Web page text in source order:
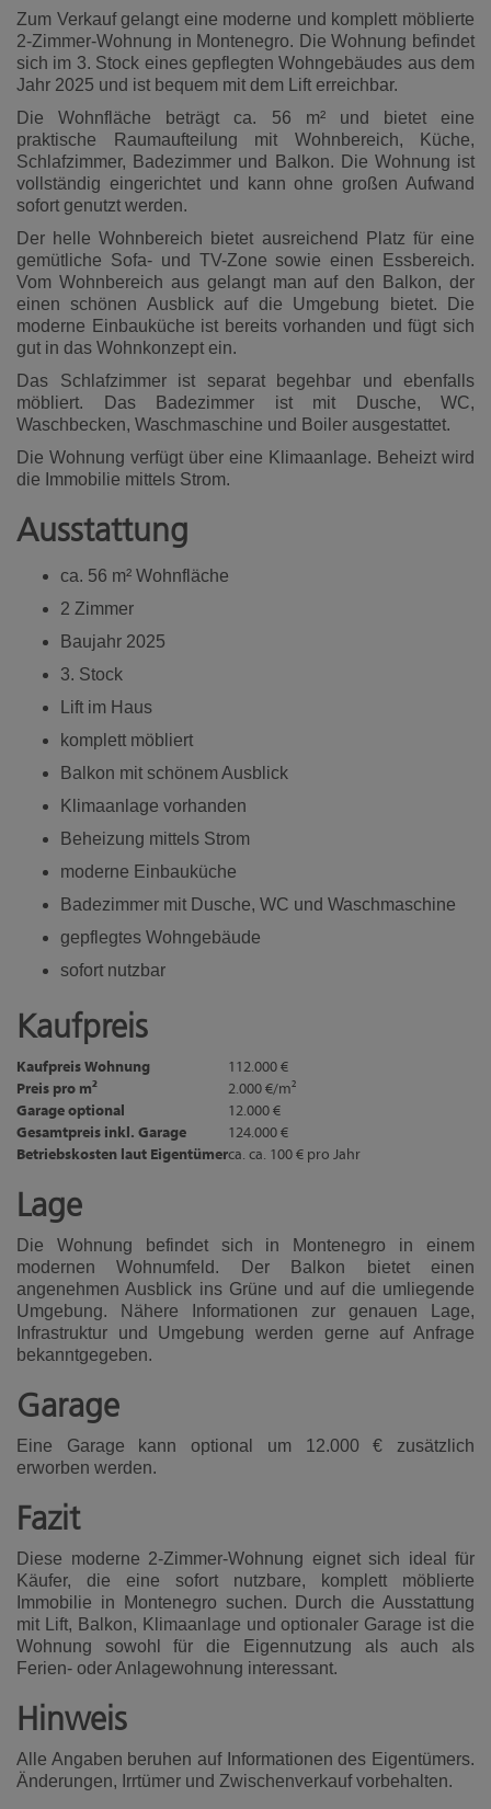
Zum Verkauf gelangt eine moderne und komplett möblierte
2-Zimmer-Wohnung in Montenegro. Die Wohnung befindet
sich im 3. Stock eines gepflegten Wohngebäudes aus dem
Jahr 2025 und ist bequem mit dem Lift erreichbar.
Die Wohnfläche beträgt ca. 56 m² und bietet eine
praktische Raumaufteilung mit Wohnbereich, Küche,
Schlafzimmer, Badezimmer und Balkon. Die Wohnung ist
vollständig eingerichtet und kann ohne großen Aufwand
sofort genutzt werden.
Der helle Wohnbereich bietet ausreichend Platz für eine
gemütliche Sofa- und TV-Zone sowie einen Essbereich.
Vom Wohnbereich aus gelangt man auf den Balkon, der
einen schönen Ausblick auf die Umgebung bietet. Die
moderne Einbauküche ist bereits vorhanden und fügt sich
gut in das Wohnkonzept ein.
Das Schlafzimmer ist separat begehbar und ebenfalls
möbliert. Das Badezimmer ist mit Dusche, WC,
Waschbecken, Waschmaschine und Boiler ausgestattet.
Die Wohnung verfügt über eine Klimaanlage. Beheizt wird
die Immobilie mittels Strom.
Ausstattung
ca. 56 m² Wohnfläche
2 Zimmer
Baujahr 2025
3. Stock
Lift im Haus
komplett möbliert
Balkon mit schönem Ausblick
Klimaanlage vorhanden
Beheizung mittels Strom
moderne Einbauküche
Badezimmer mit Dusche, WC und Waschmaschine
gepflegtes Wohngebäude
sofort nutzbar
Kaufpreis
Kaufpreis Wohnung
112.000 €
Preis pro m²
2.000 €/m²
Garage optional
12.000 €
Gesamtpreis inkl. Garage
124.000 €
Betriebskosten laut Eigentümerca. ca. 100 € pro Jahr
Lage
Die Wohnung befindet sich in Montenegro in einem
modernen Wohnumfeld. Der Balkon bietet einen
angenehmen Ausblick ins Grüne und auf die umliegende
Umgebung. Nähere Informationen zur genauen Lage,
Infrastruktur und Umgebung werden gerne auf Anfrage
bekanntgegeben.
Garage
Eine Garage kann optional um 12.000 € zusätzlich
erworben werden.
Fazit
Diese moderne 2-Zimmer-Wohnung eignet sich ideal für
Käufer, die eine sofort nutzbare, komplett möblierte
Immobilie in Montenegro suchen. Durch die Ausstattung
mit Lift, Balkon, Klimaanlage und optionaler Garage ist die
Wohnung sowohl für die Eigennutzung als auch als
Ferien- oder Anlagewohnung interessant.
Hinweis
Alle Angaben beruhen auf Informationen des Eigentümers.
Änderungen, Irrtümer und Zwischenverkauf vorbehalten.